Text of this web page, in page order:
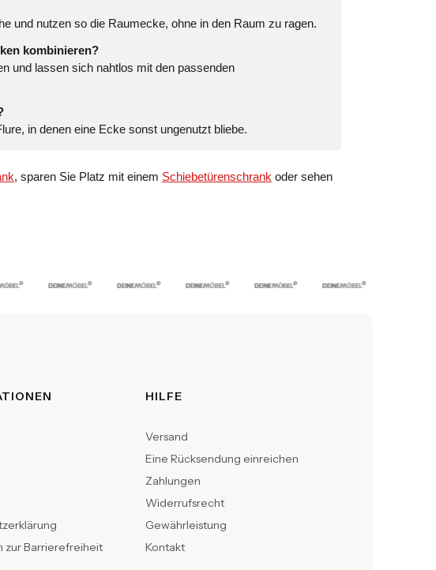
und nutzen so die Raumecke, ohne in den Raum zu ragen.
kombinieren?
und lassen sich nahtlos mit den passenden
in denen eine Ecke sonst ungenutzt bliebe.
, sparen Sie Platz mit einem Schiebetürenschrank oder sehen
zur Barrierefreiheit
HILFE
Versand
Eine Rücksendung einreichen
Zahlungen
Widerrufsrecht
Gewährleistung
Kontakt